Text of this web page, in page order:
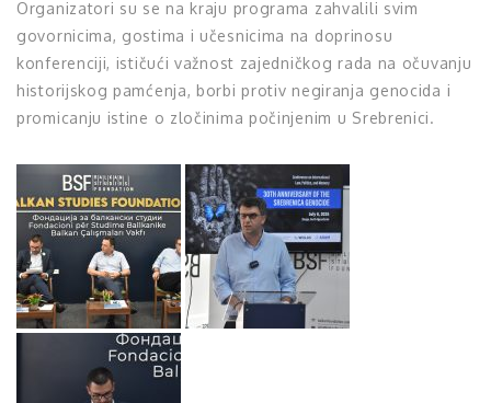
Organizatori su se na kraju programa zahvalili svim
govornicima, gostima i učesnicima na doprinosu
konferenciji, ističući važnost zajedničkog rada na očuvanju
historijskog pamćenja, borbi protiv negiranja genocida i
promicanju istine o zločinima počinjenim u Srebrenici.